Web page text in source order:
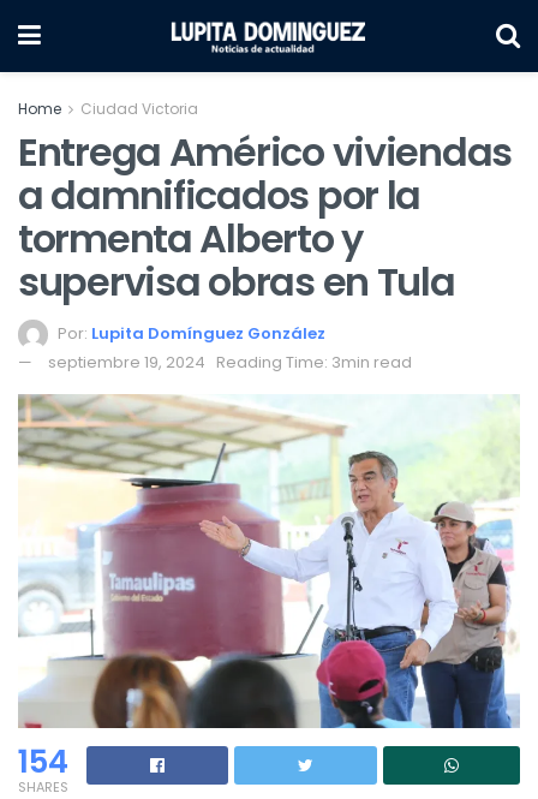
Home Ciudad Victoria
Entrega Américo viviendas
a damnificados por la
tormenta Alberto y
supervisa obras en Tula
Por: Lupita Domínguez González
septiembre 19, 2024 Reading Time: 3min read
154
SHARES